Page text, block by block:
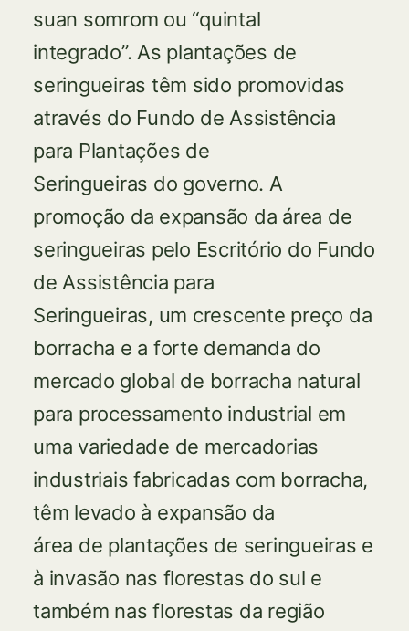
suan somrom ou “quintal
integrado”. As plantações de
seringueiras têm sido promovidas
através do Fundo de Assistência
para Plantações de
Seringueiras do governo. A
promoção da expansão da área de
seringueiras pelo Escritório do Fundo
de Assistência para
Seringueiras, um crescente preço da
borracha e a forte demanda do
mercado global de borracha natural
para processamento industrial em
uma variedade de mercadorias
industriais fabricadas com borracha,
têm levado à expansão da
área de plantações de seringueiras e
à invasão nas florestas do sul e
também nas florestas da região